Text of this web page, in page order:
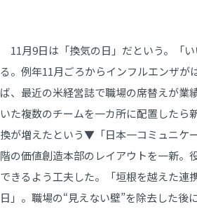
11月9日は「換気の日」だという。「
る。例年11月ごろからインフルエンザ
ば、最近の米経営誌で職場の席替えが業
いた複数のチームを一カ所に配置したら
換が増えたという▼「日本一コミュニケ
階の価値創造本部のレイアウトを一新。
できるよう工夫した。「垣根を越えた
日」。職場の“見えない壁”を除去した後